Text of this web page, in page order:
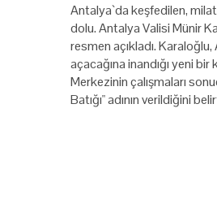
Antalya`da keşfedilen,
dolu. Antalya Valisi Münir
resmen açıkladı.
açacağına inandığı yeni
Merkezinin çalışmaları
Batığı" adının verildiğini